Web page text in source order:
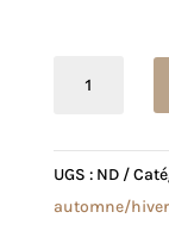
Star
noire
UGS : ND
automne/hiver